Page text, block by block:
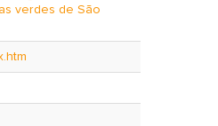
verdes de São